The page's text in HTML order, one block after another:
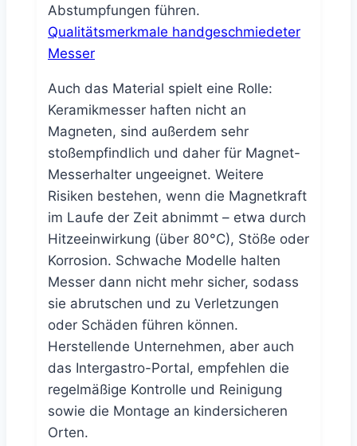
Abstumpfungen führen.
Qualitätsmerkmale handgeschmiedeter
Messer
Auch das Material spielt eine Rolle:
Keramikmesser haften nicht an
Magneten, sind außerdem sehr
stoßempfindlich und daher für Magnet-
Messerhalter ungeeignet. Weitere
Risiken bestehen, wenn die Magnetkraft
im Laufe der Zeit abnimmt – etwa durch
Hitzeeinwirkung (über 80°C), Stöße oder
Korrosion. Schwache Modelle halten
Messer dann nicht mehr sicher, sodass
sie abrutschen und zu Verletzungen
oder Schäden führen können.
Herstellende Unternehmen, aber auch
das Intergastro-Portal, empfehlen die
regelmäßige Kontrolle und Reinigung
sowie die Montage an kindersicheren
Orten.